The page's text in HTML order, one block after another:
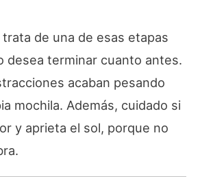
de una de esas etapas
desea terminar cuanto antes.
acaban pesando
mochila. Además, cuidado si
y aprieta el sol, porque no